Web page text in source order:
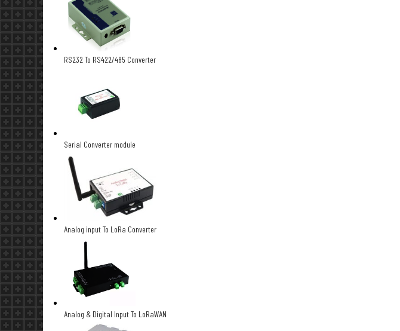
RS232 To RS422/485 Converter
Serial Converter module
Analog input To LoRa Converter
Analog & Digital Input To LoRaWAN